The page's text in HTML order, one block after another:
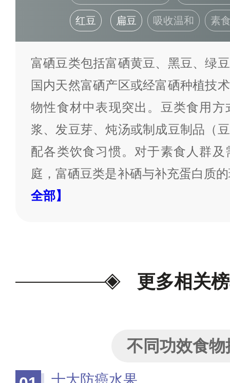
红豆 扁豆 吸收温和 素
富硒豆类包括富硒黄豆、黑豆、绿
国内天然富硒产区或经富硒种植技
物性食材中表现突出。豆类食用
浆、发豆芽、炖汤或制成豆制品（
配各类饮食习惯。对于素食人群
庭，富硒豆类是补硒与补充蛋白质
全部】
更多相关
不同功效食物
十大防癌水果